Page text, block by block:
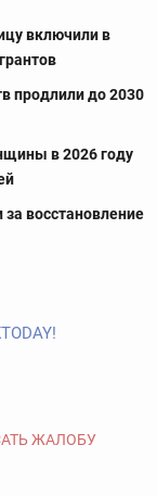
включили в
продлили до 2030
в 2026 году
восстановление
ЖАЛОБУ